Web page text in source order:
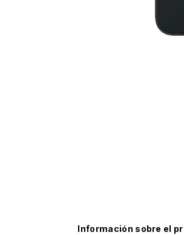
Información sobre el